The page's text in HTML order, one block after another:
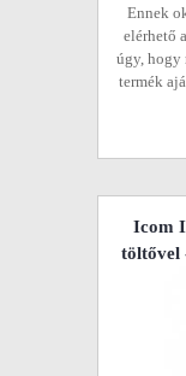
Ennek
elérhető
úgy, hogy
termék
Icom
töltővel